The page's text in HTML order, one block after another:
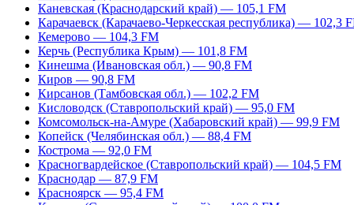
Каневская (Краснодарский край) — 105,1 FM
Карачаевск (Карачаево-Черкесская республика) — 102,3
Кемерово — 104,3 FM
Керчь (Республика Крым) — 101,8 FM
Кинешма (Ивановская обл.) — 90,8 FM
Киров — 90,8 FM
Кирсанов (Тамбовская обл.) — 102,2 FM
Кисловодск (Ставропольский край) — 95,0 FM
Комсомольск-на-Амуре (Хабаровский край) — 99,9 FM
Копейск (Челябинская обл.) — 88,4 FM
Кострома — 92,0 FM
Красногвардейское (Ставропольский край) — 104,5 FM
Краснодар — 87,9 FM
Красноярск — 95,4 FM